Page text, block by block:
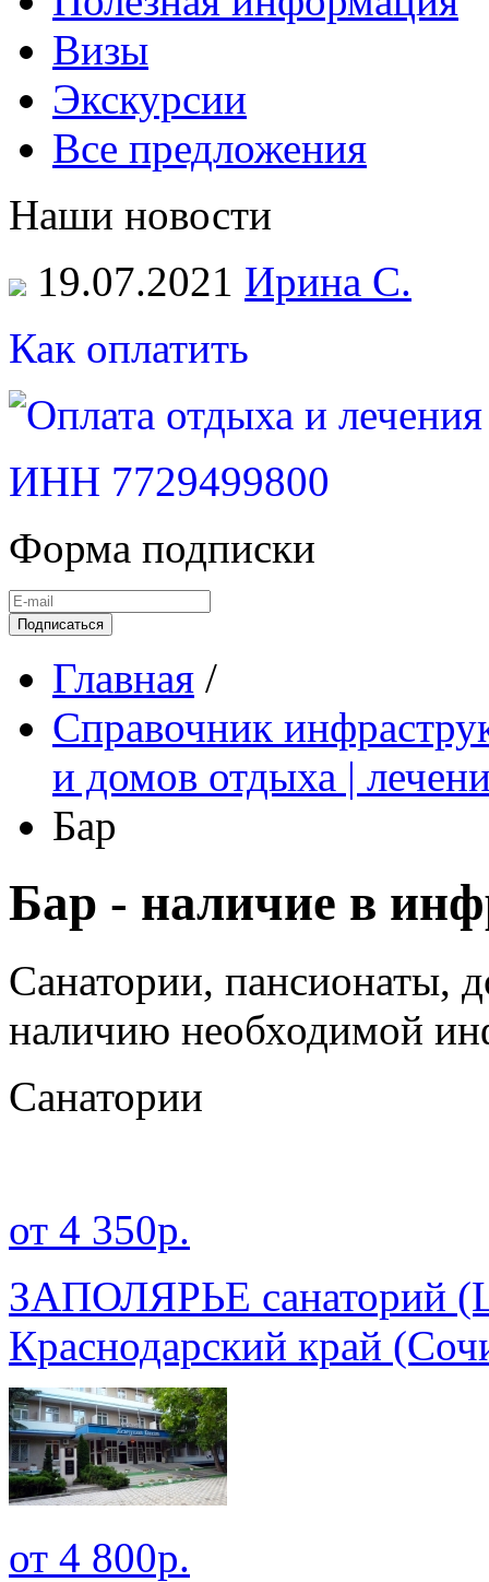
Визы
Экскурсии
Все предложения
Наши новости
19.07.2021 Ирина С.
Как оплатить
ИНН 7729499800
Форма подписки
Подписаться
Главная /
Справочник
и домов отдыха |
Бар
Бар - наличие в
Санатории, пансионаты,
наличию необходимой
Санатории
от 4 350р.
ЗАПОЛЯРЬЕ санаторий
Краснодарский край
от 4 800р.